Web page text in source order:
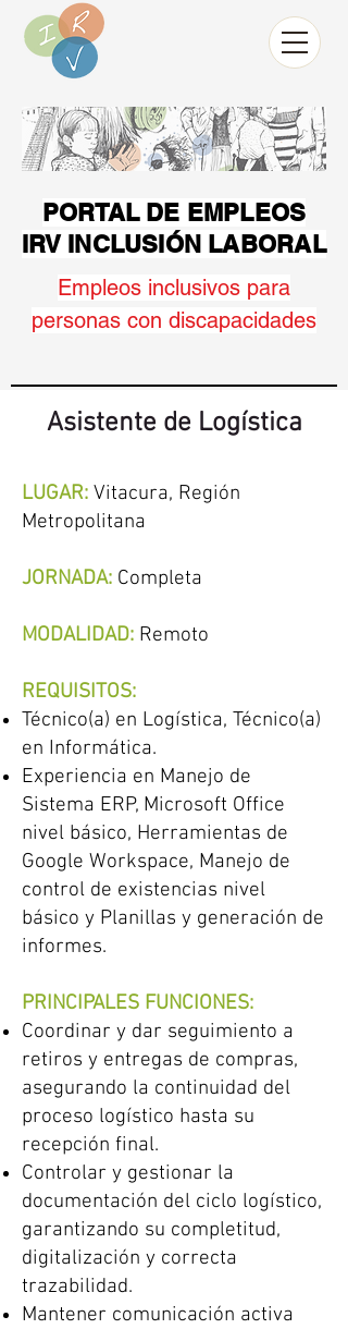
PORTAL DE EMPLEOS
IRV INCLUSIÓN LABORAL
Empleos inclusivos para
personas con discapacidades
Asistente de Logística
LUGAR: Vitacura, Región
Metropolitana
JORNADA: Completa
MODALIDAD: Remoto
REQUISITOS:
Técnico(a) en Logística, Técnico(a)
en Informática.
Experiencia en Manejo de
Sistema ERP, Microsoft Office
nivel básico, Herramientas de
Google Workspace, Manejo de
control de existencias nivel
básico y Planillas y generación de
informes.
PRINCIPALES FUNCIONES:
Coordinar y dar seguimiento a
retiros y entregas de compras,
asegurando la continuidad del
proceso logístico hasta su
recepción final.
Controlar y gestionar la
documentación del ciclo logístico,
garantizando su completitud,
digitalización y correcta
trazabilidad.
Mantener comunicación activa